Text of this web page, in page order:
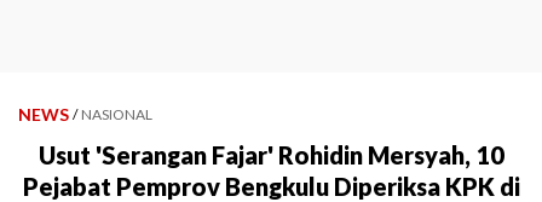
NEWS / NASIONAL
Usut 'Serangan Fajar' Rohidin Mersyah, 10
Pejabat Pemprov Bengkulu Diperiksa KPK di